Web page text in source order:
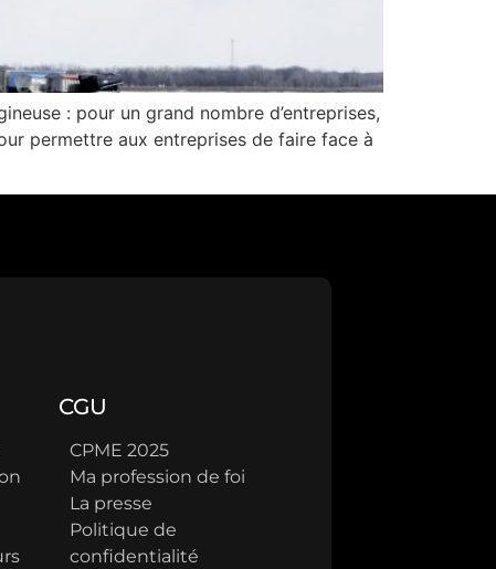
: pour un grand nombre d’entreprises,
permettre aux entreprises de faire face à
CGU
CPME 2025
Ma profession de foi
La presse
Politique de
confidentialité